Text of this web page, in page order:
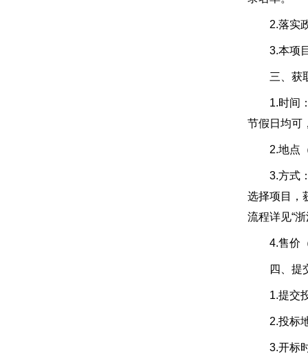
2.落实政
3.本项目
三、获
1.时间：/
节假日均可
2.地点（
3.方式：
选择项目，
流程详见“
4.售价（
四、提交
1.提交投
2.投标地
3.开标时